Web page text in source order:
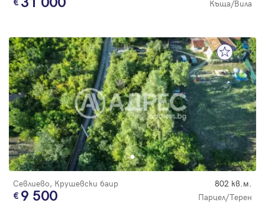
Къща/Вила
Севлиево, Крушевски баир 802 кв.м.
9 500 Парцел/Терен